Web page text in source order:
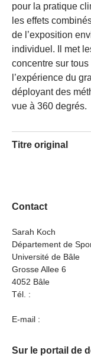
pour la pratique
les effets
de l’exposition
individuel. Il met
concentre sur
l’expérience du
déployant des
vue à 360 degrés.
Titre original
Contact
Sarah Koch
Département de
Université de Bâle
Grosse Allee 6
4052 Bâle
Tél. :
E-mail :
Sur le portail de